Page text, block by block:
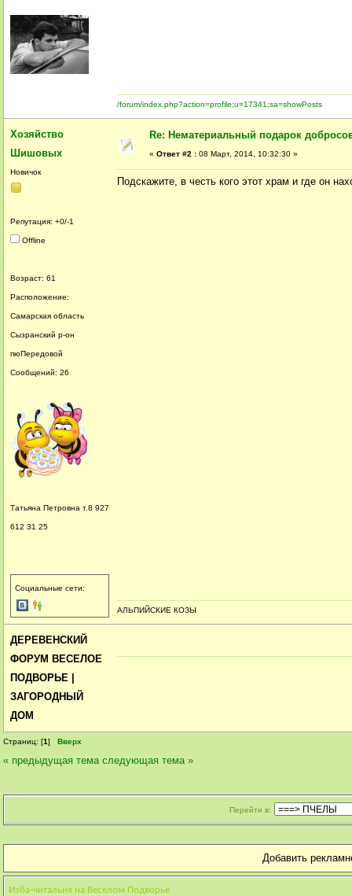
/forum/index.php?action=profile;u=17341;sa=showPosts
Хозяйство
Шишовых
Новичок
Репутация: +0/-1
Offline
Возраст: 61
Расположение:
Самарская область
Сызранский р-он
пюПередовой
Сообщений: 26
Татьяна Петровна т.8 927
612 31 25
Социальные сети:
Re: Нематериальный подарок
« Ответ #2 : 08 Март, 2014, 10:32:30 »
Подскажите, в честь кого этот храм и где он
АЛЬПИЙСКИЕ КОЗЫ
ДЕРЕВЕНСКИЙ
ФОРУМ ВЕСЕЛОЕ
ПОДВОРЬЕ |
ЗАГОРОДНЫЙ
ДОМ
Страниц: [1] Вверх
« предыдущая тема следующая тема »
Перейти в:
Добавить
Изба-читальня на Веселом Подворье